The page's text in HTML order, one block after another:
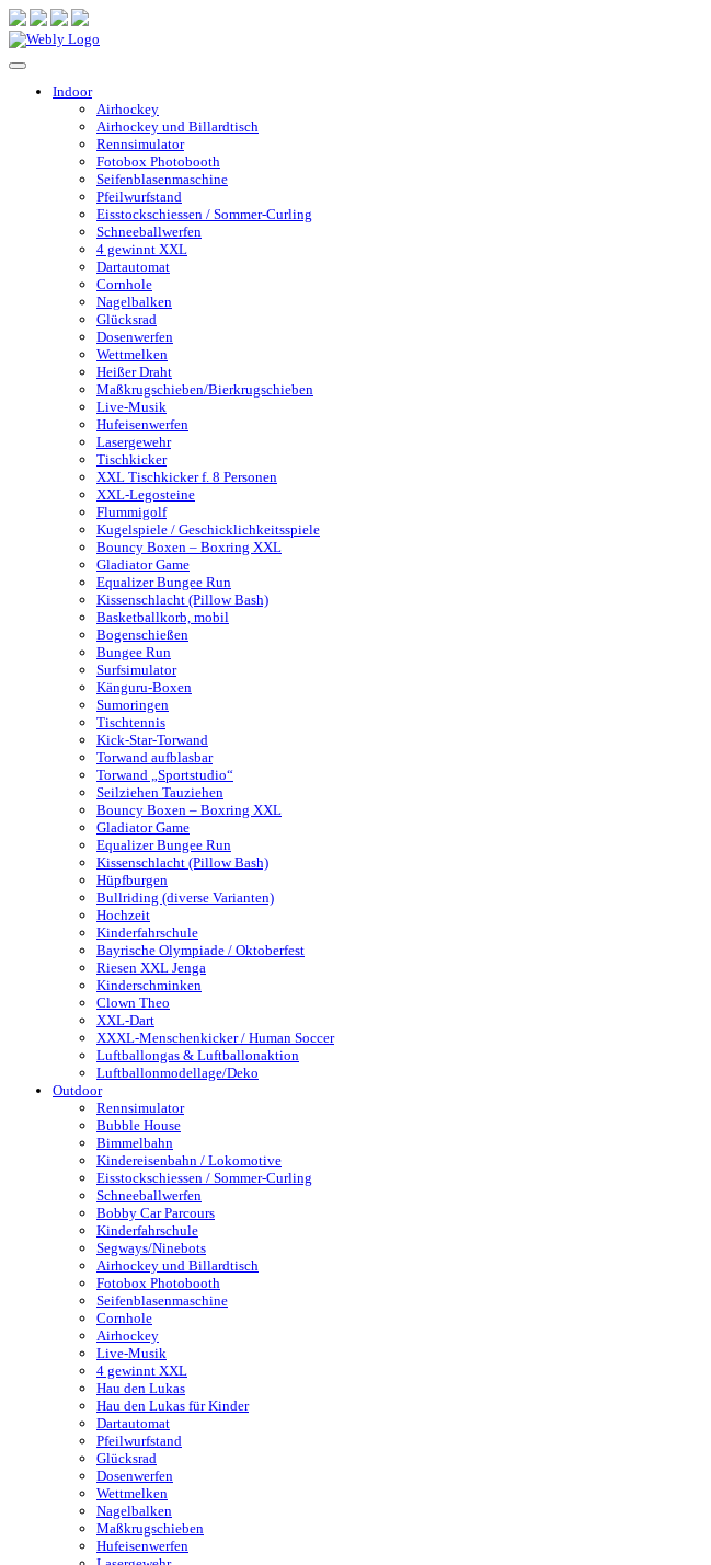
Indoor
Airhockey
Airhockey und Billardtisch
Rennsimulator
Fotobox Photobooth
Seifenblasenmaschine
Pfeilwurfstand
Eisstockschiessen / Sommer-Curling
Schneeballwerfen
4 gewinnt XXL
Dartautomat
Cornhole
Nagelbalken
Glücksrad
Dosenwerfen
Wettmelken
Heißer Draht
Maßkrugschieben/Bierkrugschieben
Live-Musik
Hufeisenwerfen
Lasergewehr
Tischkicker
XXL Tischkicker f. 8 Personen
XXL-Legosteine
Flummigolf
Kugelspiele / Geschicklichkeitsspiele
Bouncy Boxen – Boxring XXL
Gladiator Game
Equalizer Bungee Run
Kissenschlacht (Pillow Bash)
Basketballkorb, mobil
Bogenschießen
Bungee Run
Surfsimulator
Känguru-Boxen
Sumoringen
Tischtennis
Kick-Star-Torwand
Torwand aufblasbar
Torwand „Sportstudio“
Seilziehen Tauziehen
Bouncy Boxen – Boxring XXL
Gladiator Game
Equalizer Bungee Run
Kissenschlacht (Pillow Bash)
Hüpfburgen
Bullriding (diverse Varianten)
Hochzeit
Kinderfahrschule
Bayrische Olympiade / Oktoberfest
Riesen XXL Jenga
Kinderschminken
Clown Theo
XXL-Dart
XXXL-Menschenkicker / Human Soccer
Luftballongas & Luftballonaktion
Luftballonmodellage/Deko
Outdoor
Rennsimulator
Bubble House
Bimmelbahn
Kindereisenbahn / Lokomotive
Eisstockschiessen / Sommer-Curling
Schneeballwerfen
Bobby Car Parcours
Kinderfahrschule
Segways/Ninebots
Airhockey und Billardtisch
Fotobox Photobooth
Seifenblasenmaschine
Cornhole
Airhockey
Live-Musik
4 gewinnt XXL
Hau den Lukas
Hau den Lukas für Kinder
Dartautomat
Pfeilwurfstand
Glücksrad
Dosenwerfen
Wettmelken
Nagelbalken
Maßkrugschieben
Hufeisenwerfen